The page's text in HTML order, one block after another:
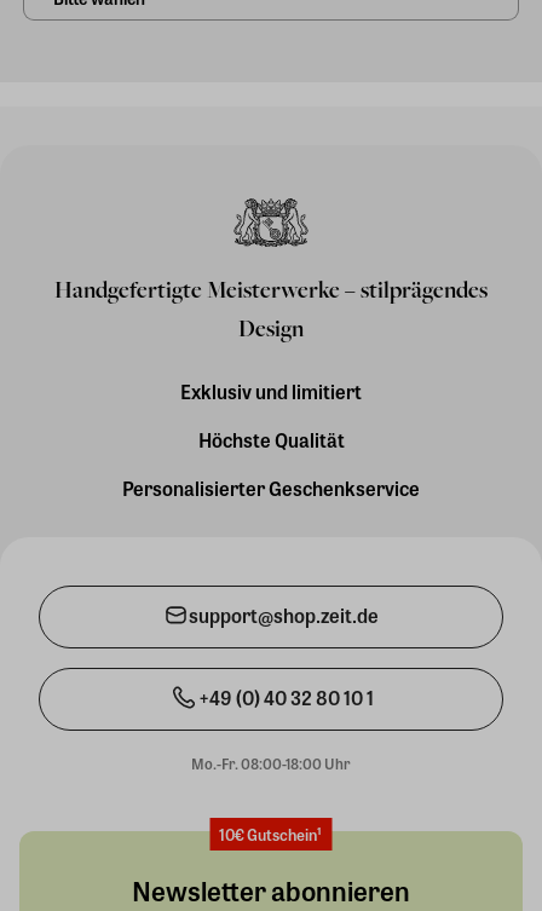
Handgefertigte Meisterwerke – stilprägendes
Design
Exklusiv und limitiert
Höchste Qualität
Personalisierter Geschenkservice
support@shop.zeit.de
+49 (0) 40 32 80 10 1
Mo.-Fr. 08:00-18:00 Uhr
10€ Gutschein¹
Newsletter abonnieren